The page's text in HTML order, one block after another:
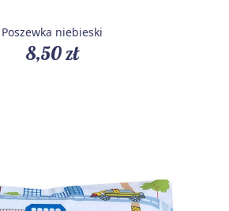
Poszewka niebieski
8,50 zł